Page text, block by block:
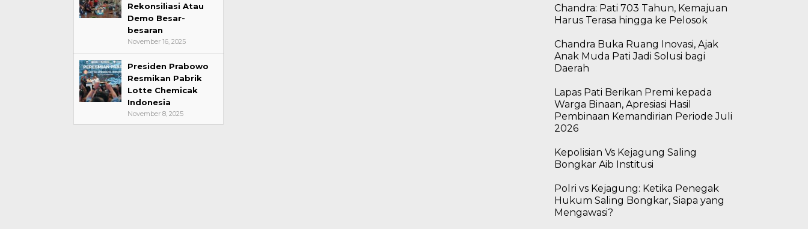
Rekonsiliasi Atau
Demo Besar-
besaran
November 16, 2025
Presiden Prabowo
Resmikan Pabrik
Lotte Chemicak
Indonesia
November 8, 2025
Chandra: Pati 703 Tahun, Kemajuan
Harus Terasa hingga ke Pelosok
Chandra Buka Ruang Inovasi, Ajak
Anak Muda Pati Jadi Solusi bagi
Daerah
Lapas Pati Berikan Premi kepada
Warga Binaan, Apresiasi Hasil
Pembinaan Kemandirian Periode Juli
2026
Kepolisian Vs Kejagung Saling
Bongkar Aib Institusi
Polri vs Kejagung: Ketika Penegak
Hukum Saling Bongkar, Siapa yang
Mengawasi?